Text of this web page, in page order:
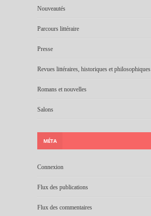
Nouveautés
Parcours littéraire
Presse
Revues littéraires, historiques et philosophiques
Romans et nouvelles
Salons
MÉTA
Connexion
Flux des publications
Flux des commentaires